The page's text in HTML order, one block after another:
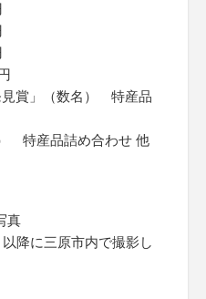
見賞」（数名） 特産品
特産品詰め合わせ 他
真
降に三原市内で撮影し